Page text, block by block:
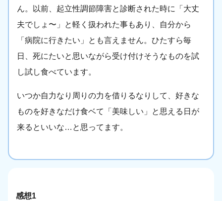
ん。以前、起立性調節障害と診断された時に「大丈
夫でしょ〜」と軽く扱われた事もあり、自分から
「病院に行きたい」とも言えません。ひたすら毎
日、死にたいと思いながら受け付けそうなものを試
し試し食べています。
いつか自力なり周りの力を借りるなりして、好きな
ものを好きなだけ食ベて「美味しい」と思える日が
来るといいな…と思ってます。
感想1